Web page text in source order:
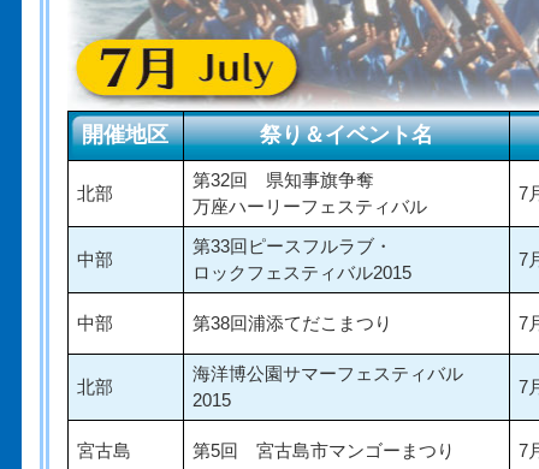
開催地区 祭り＆イベント名
北部
第32回 県知事旗争奪
万座ハーリーフェスティバル
7
中部
第33回ピースフルラブ・
ロックフェスティバル2015
7
中部 第38回浦添てだこまつり 7
北部
海洋博公園サマーフェスティバル
2015
7
宮古島 第5回 宮古島市マンゴーまつり 7